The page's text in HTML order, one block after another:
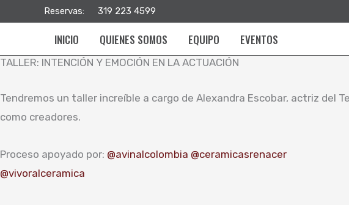
Reservas: 319 223 4599
INICIO
QUIENES SOMOS EQUIPO EVENTOS
TALLER: INTENCIÓN Y EMOCIÓN EN LA ACTUACIÓN
Tendremos un taller increíble a cargo de Alexandra Escobar, actriz del
como creadores.
Proceso apoyado por: @avinalcolombia @ceramicasrenacer
@vivoralceramica